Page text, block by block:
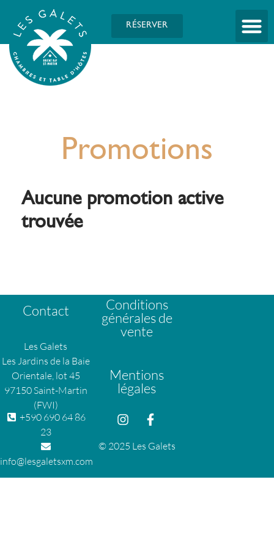
RÉSERVER
Promotions
Aucune promotion active
trouvée
Contact
Les Galets
Les Jardins de la Baie
Orientale, lot 45
97150 Saint-Martin
(FWI)
+590 690 64 86
23
info@lesgaletsxm.com
Conditions
générales de
vente
Mentions
légales
© 2025 Les Galets